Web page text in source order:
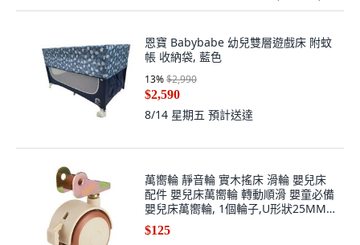
恩寶 Babybabe 幼兒雙層遊戲床 附蚊
帳 收納袋, 藍色
13%$2,990
$2,590
8/14 星期五 預計送達
萬嚮輪 靜音輪 實木搖床 滑輪 嬰兒床
配件 嬰兒床萬嚮輪 轉動順滑 嬰童必備
嬰兒床萬嚮輪, 1個輪子,U形狀25MM
靜音夾闆輪
$125